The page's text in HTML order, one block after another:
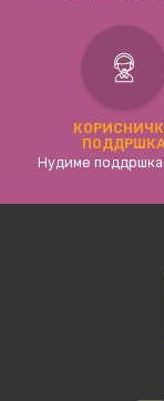
ПОДДРШКА
Нудиме поддршка